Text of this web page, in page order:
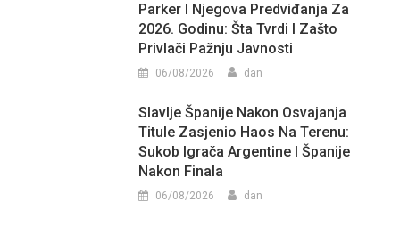
Parker I Njegova Predviđanja Za
2026. Godinu: Šta Tvrdi I Zašto
Privlači Pažnju Javnosti
06/08/2026 dan
Slavlje Španije Nakon Osvajanja
Titule Zasjenio Haos Na Terenu:
Sukob Igrača Argentine I Španije
Nakon Finala
06/08/2026 dan